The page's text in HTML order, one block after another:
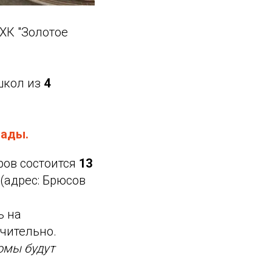
"Золотое
из 4
состоится 13
(адрес: Брюсов
на
будут